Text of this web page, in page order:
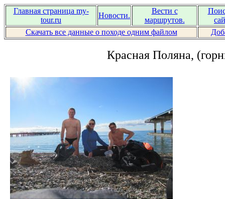
Главная страница my-
tour.ru
Новости.
Вести с
маршрутов.
Скачать все данные о походе одним файлом
Красная Поляна,